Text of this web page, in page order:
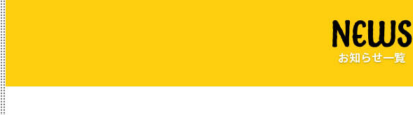
NEWS
お知らせ一覧